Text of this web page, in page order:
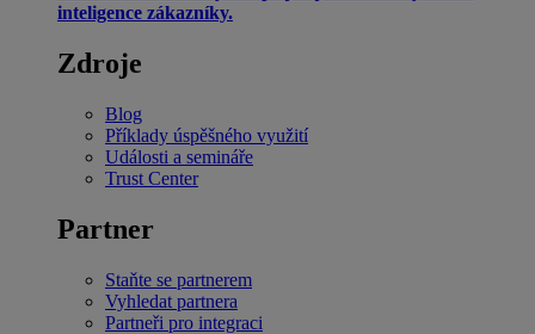
inteligence zákazníky.
Zdroje
Blog
Příklady úspěšného využití
Události a semináře
Trust Center
Partner
Staňte se partnerem
Vyhledat partnera
Partneři pro integraci